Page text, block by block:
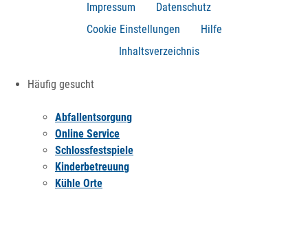
Impressum
Datenschutz
Cookie Einstellungen
Hilfe
Inhaltsverzeichnis
Häufig gesucht
Abfallentsorgung
Online Service
Schlossfestspiele
Kinderbetreuung
Kühle Orte